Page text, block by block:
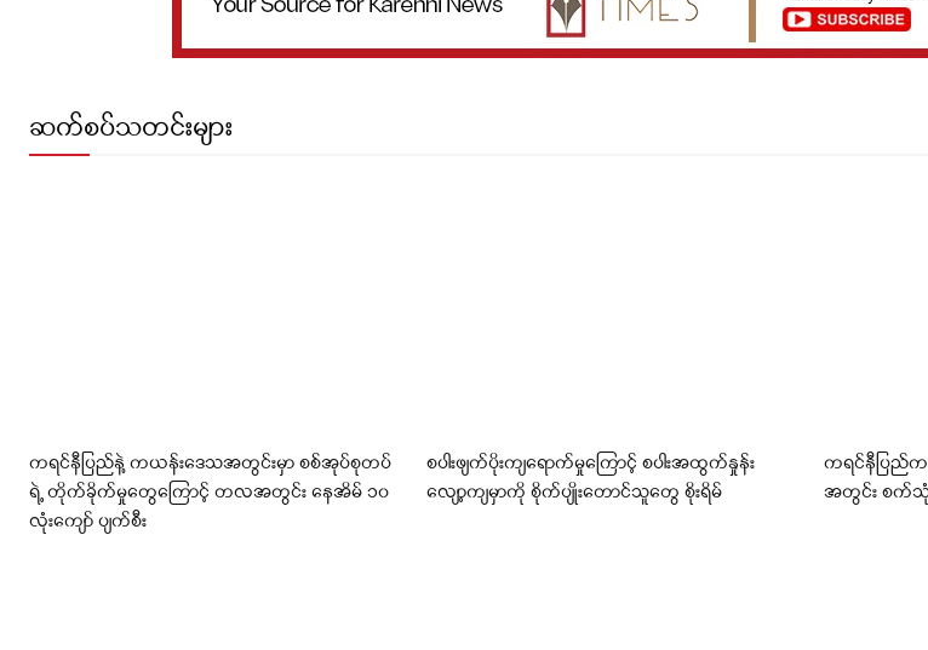
ဆက်စပ်သတင်းများ
ကရင်နီပြည်နဲ့ ကယန်းဒေသအတွင်းမှာ စစ်အုပ်စုတပ်
ရဲ့ တိုက်ခိုက်မှုတွေကြောင့် တလအတွင်း နေအိမ် ၁၀
လုံးကျော် ပျက်စီး
စပါးဖျက်ပိုးကျရောက်မှုကြောင့် စပါးအထွက်နှုန်း
လျော့ကျမှာကို စိုက်ပျိုးတောင်သူတွေ စိုးရိမ်
ကရင်နီပြည်
အတွင်း စက်သုံ